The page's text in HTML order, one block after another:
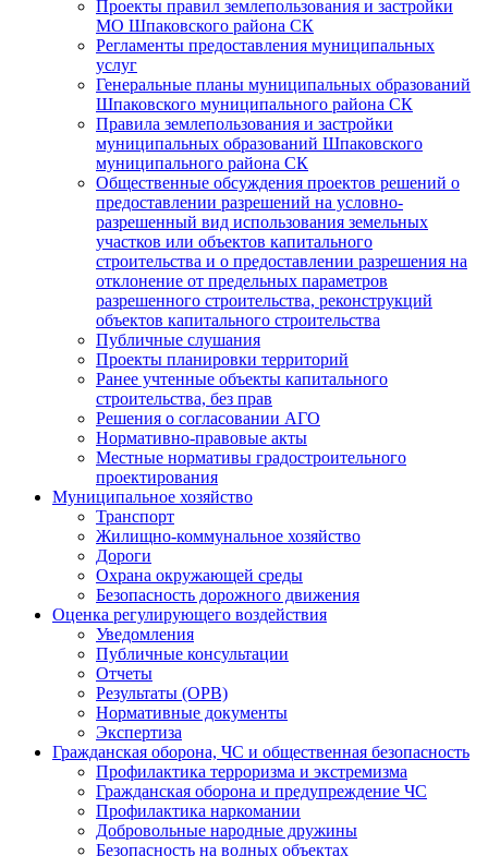
Проекты правил землепользования и застройки
МО Шпаковского района СК
Регламенты предоставления муниципальных
услуг
Генеральные планы муниципальных образований
Шпаковского муниципального района СК
Правила землепользования и застройки
муниципальных образований Шпаковского
муниципального района СК
Общественные обсуждения проектов решений о
предоставлении разрешений на условно-
разрешенный вид использования земельных
участков или объектов капитального
строительства и о предоставлении разрешения на
отклонение от предельных параметров
разрешенного строительства, реконструкций
объектов капитального строительства
Публичные слушания
Проекты планировки территорий
Ранее учтенные объекты капитального
строительства, без прав
Решения о согласовании АГО
Нормативно-правовые акты
Местные нормативы градостроительного
проектирования
Муниципальное хозяйство
Транспорт
Жилищно-коммунальное хозяйство
Дороги
Охрана окружающей среды
Безопасность дорожного движения
Оценка регулирующего воздействия
Уведомления
Публичные консультации
Отчеты
Результаты (ОРВ)
Нормативные документы
Экспертиза
Гражданская оборона, ЧС и общественная безопасность
Профилактика терроризма и экстремизма
Гражданская оборона и предупреждение ЧС
Профилактика наркомании
Добровольные народные дружины
Безопасность на водных объектах